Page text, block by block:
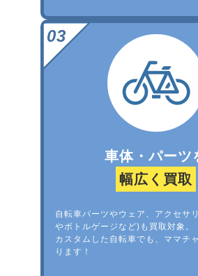
車体・パーツ
幅広く買取
自転車パーツやウェア、アクセサ
やボトルゲージなど)も買取対象。
カスタムした自転車でも、ママチ
ります！